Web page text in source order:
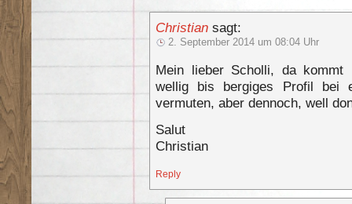
Christian sagt:
2. September 2014 um 08:04 Uhr
Mein lieber Scholli, da
wellig bis bergiges Profil bei
vermuten, aber dennoch, well
Salut
Christian
Reply